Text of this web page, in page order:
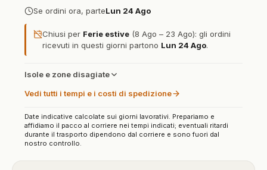
Se ordini ora, parteLun 24 Ago
Chiusi per Ferie estive (8 Ago – 23 Ago): gli ordini
ricevuti in questi giorni partono Lun 24 Ago.
Isole e zone disagiate
Vedi tutti i tempi e i costi di spedizione
Date indicative calcolate sui giorni lavorativi. Prepariamo e
affidiamo il pacco al corriere nei tempi indicati; eventuali ritardi
durante il trasporto dipendono dal corriere e sono fuori dal
nostro controllo.